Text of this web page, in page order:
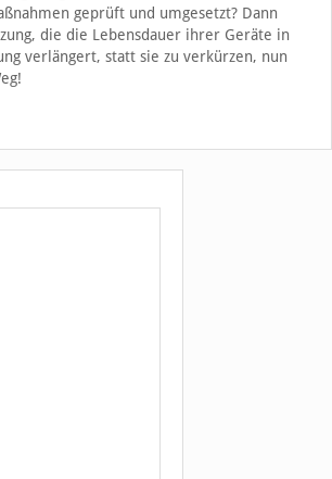
geprüft und umgesetzt? Dann
die die Lebensdauer ihrer Geräte in
verlängert, statt sie zu verkürzen, nun